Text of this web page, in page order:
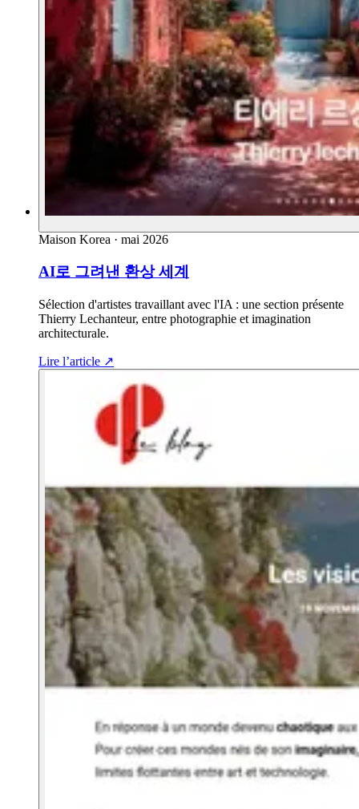
Maison Korea · mai 2026
AI로 그려낸 환상 세계
Sélection d'artistes travaillant avec l'IA : une section présente
Thierry Lechanteur, entre photographie et imagination
architecturale.
Lire l’article ↗